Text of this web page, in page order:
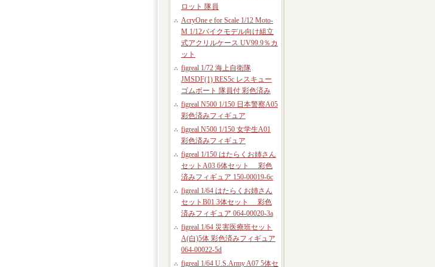
ロット 隊員
AcryOne e for Scale 1/12 Moto-
M 1/12バイクモデル向け組立
式アクリルケース UV99.9％カ
ット
figreal 1/72 海上自衛隊
JMSDF(1) RES5c レスキュー
ゴムボート 隊員付 彩色済み
figreal N500 1/150 日本警察A05
彩色済みフィギュア
figreal N500 1/150 女学生A01
彩色済みフィギュア
figreal 1/150 はたらくお姉さん
セットA03 6体セット 彩色
済みフィギュア 150-00019-6c
figreal 1/64 はたらくお姉さん
セットB01 3体セット 彩色
済みフィギュア 064-00020-3a
figreal 1/64 災害医療班セット
A(白)5体 彩色済みフィギュア
064-00022-5d
figreal 1/64 U.S.Army A07 5体セ